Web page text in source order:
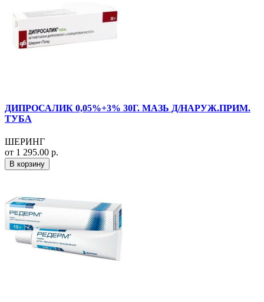
ДИПРОСАЛИК 0,05%+3% 30Г. МАЗЬ Д/НАРУЖ.ПРИМ.
ТУБА
ШЕРИНГ
от 1 295.00 р.
В корзину